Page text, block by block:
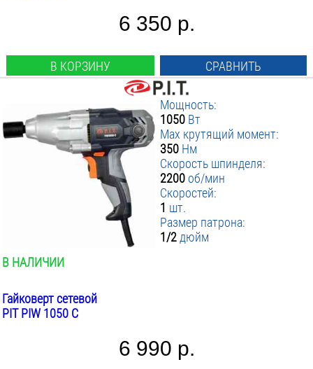
6 350 р.
В КОРЗИНУ СРАВНИТЬ
Мощность:
1050 Вт
Max крутящий момент:
350 Нм
Скорость шпинделя:
2200 об/мин
Скоростей:
1 шт.
Размер патрона:
1/2 дюйм
В НАЛИЧИИ
Гайковерт сетевой
PIT PIW 1050 C
6 990 р.